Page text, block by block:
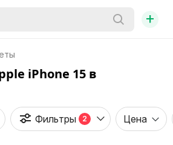
+
iPhone 15 в
Фильтры 2 Цена